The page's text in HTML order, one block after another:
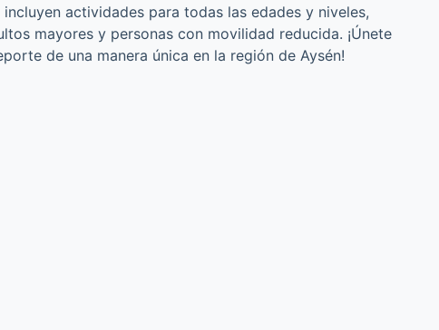
actividades para todas las edades y niveles,
mayores y personas con movilidad reducida. ¡Únete
de una manera única en la región de Aysén!